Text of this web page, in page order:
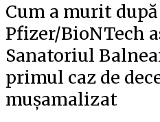
Cum a murit
Pfizer/BioNTech
Sanatoriul
primul caz de
mușamalizat